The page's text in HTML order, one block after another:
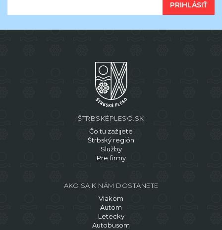
PRIHLÁSIŤ
ŠTRBSKÉPLESO.SK
Čo tu zažijete
Štrbský región
Služby
Pre firmy
AKO SA K NÁM DOSTANETE
Vlakom
Autom
Letecky
Autobusom